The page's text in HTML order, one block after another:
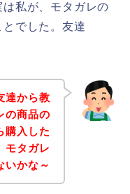
私が、モタガレの
でした。友達
達から教
の商品の
購入した
モタガレ
いかな～